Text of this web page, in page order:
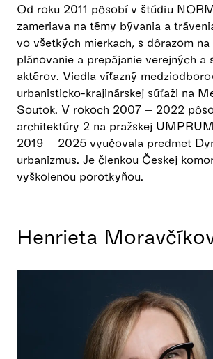
Od roku 2011 pôsobí v štúdiu
zameriava na témy bývania a
vo všetkých mierkach, s dôrazom
plánovanie a prepájanie verejných a
aktérov. Viedla víťazný
urbanisticko-krajinárskej súťaži na
Soutok. V rokoch 2007 – 2022
architektúry 2 na pražskej
2019 – 2025 vyučovala predmet
urbanizmus. Je členkou Českej
vyškolenou porotkyňou.
Henrieta